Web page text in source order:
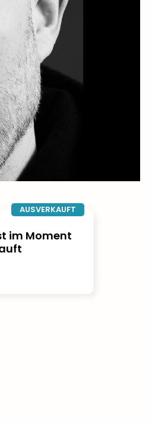
AUSVERKAUFT
im Moment